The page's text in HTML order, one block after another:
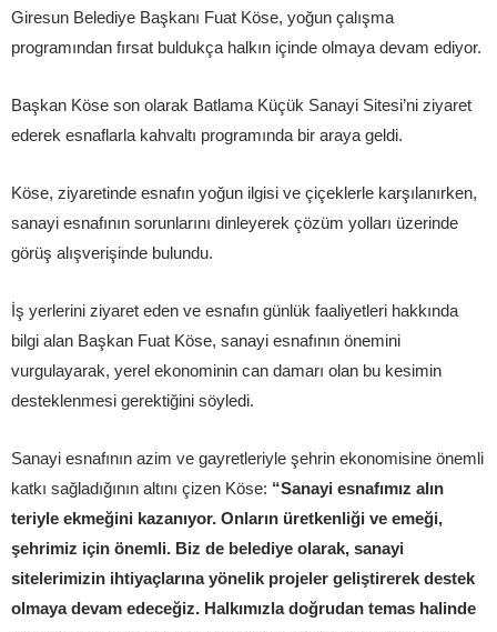
Giresun Belediye Başkanı Fuat Köse, yoğun çalışma
programından fırsat buldukça halkın içinde olmaya devam ediyor.
Başkan Köse son olarak Batlama Küçük Sanayi Sitesi’ni ziyaret
ederek esnaflarla kahvaltı programında bir araya geldi.
Köse, ziyaretinde esnafın yoğun ilgisi ve çiçeklerle karşılanırken,
sanayi esnafının sorunlarını dinleyerek çözüm yolları üzerinde
görüş alışverişinde bulundu.
İş yerlerini ziyaret eden ve esnafın günlük faaliyetleri hakkında
bilgi alan Başkan Fuat Köse, sanayi esnafının önemini
vurgulayarak, yerel ekonominin can damarı olan bu kesimin
desteklenmesi gerektiğini söyledi.
Sanayi esnafının azim ve gayretleriyle şehrin ekonomisine önemli
katkı sağladığının altını çizen Köse: “Sanayi esnafımız alın
teriyle ekmeğini kazanıyor. Onların üretkenliği ve emeği,
şehrimiz için önemli. Biz de belediye olarak, sanayi
sitelerimizin ihtiyaçlarına yönelik projeler geliştirerek destek
olmaya devam edeceğiz. Halkımızla doğrudan temas halinde